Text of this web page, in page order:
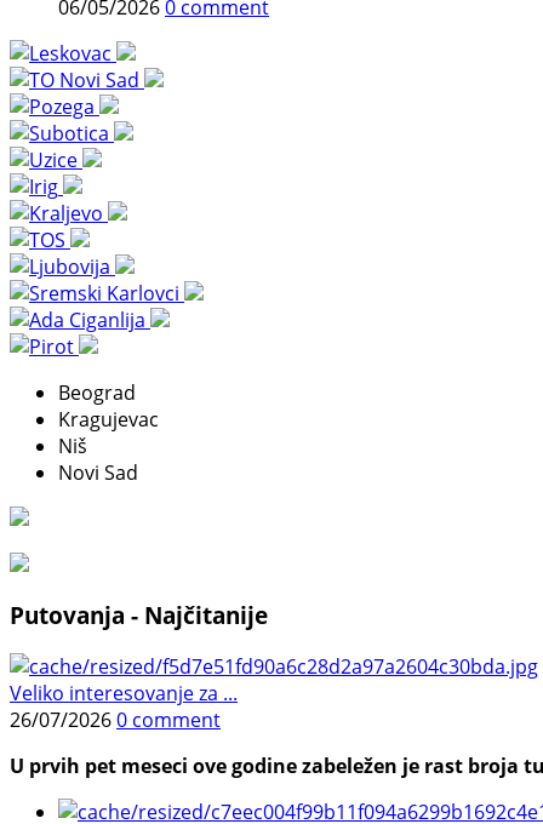
06/05/20260 comment
Beograd
Kragujevac
Niš
Novi Sad
Putovanja - Najčitanije
Veliko interesovanje za ...
26/07/20260 comment
U prvih pet meseci ove godine zabeležen je rast